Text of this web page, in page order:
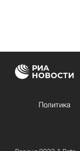
Политика